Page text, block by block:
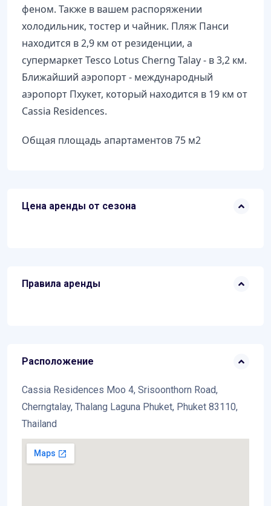
феном. Также в вашем распоряжении
холодильник, тостер и чайник. Пляж Панси
находится в 2,9 км от резиденции, а
супермаркет Tesco Lotus Cherng Talay - в 3,2 км.
Ближайший аэропорт - международный
аэропорт Пхукет, который находится в 19 км от
Cassia Residences.
Общая площадь апартаментов 75 м2
Цена аренды от сезона
Правила аренды
Расположение
Cassia Residences Moo 4, Srisoonthorn Road,
Cherngtalay, Thalang Laguna Phuket, Phuket 83110,
Thailand